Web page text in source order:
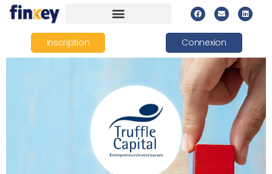
Inscription Connexion